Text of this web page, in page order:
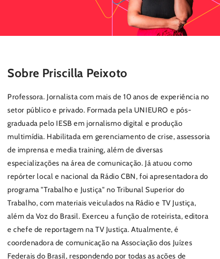
Sobre Priscilla Peixoto
Professora. Jornalista com mais de 10 anos de experiência no
setor público e privado. Formada pela UNIEURO e pós-
graduada pelo IESB em jornalismo digital e produção
multimídia. Habilitada em gerenciamento de crise, assessoria
de imprensa e media training, além de diversas
especializações na área de comunicação. Já atuou como
repórter local e nacional da Rádio CBN, foi apresentadora do
programa "Trabalho e Justiça" no Tribunal Superior do
Trabalho, com materiais veiculados na Rádio e TV Justiça,
além da Voz do Brasil. Exerceu a função de roteirista, editora
e chefe de reportagem na TV Justiça. Atualmente, é
coordenadora de comunicação na Associação dos Juízes
Federais do Brasil, respondendo por todas as ações de